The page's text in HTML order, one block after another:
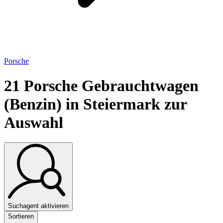
Porsche
21 Porsche Gebrauchtwagen
(Benzin) in Steiermark zur
Auswahl
Suchagent aktivieren
Sortieren